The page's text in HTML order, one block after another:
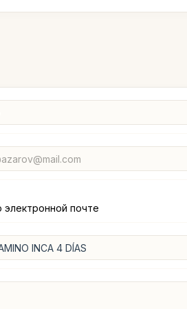
почте